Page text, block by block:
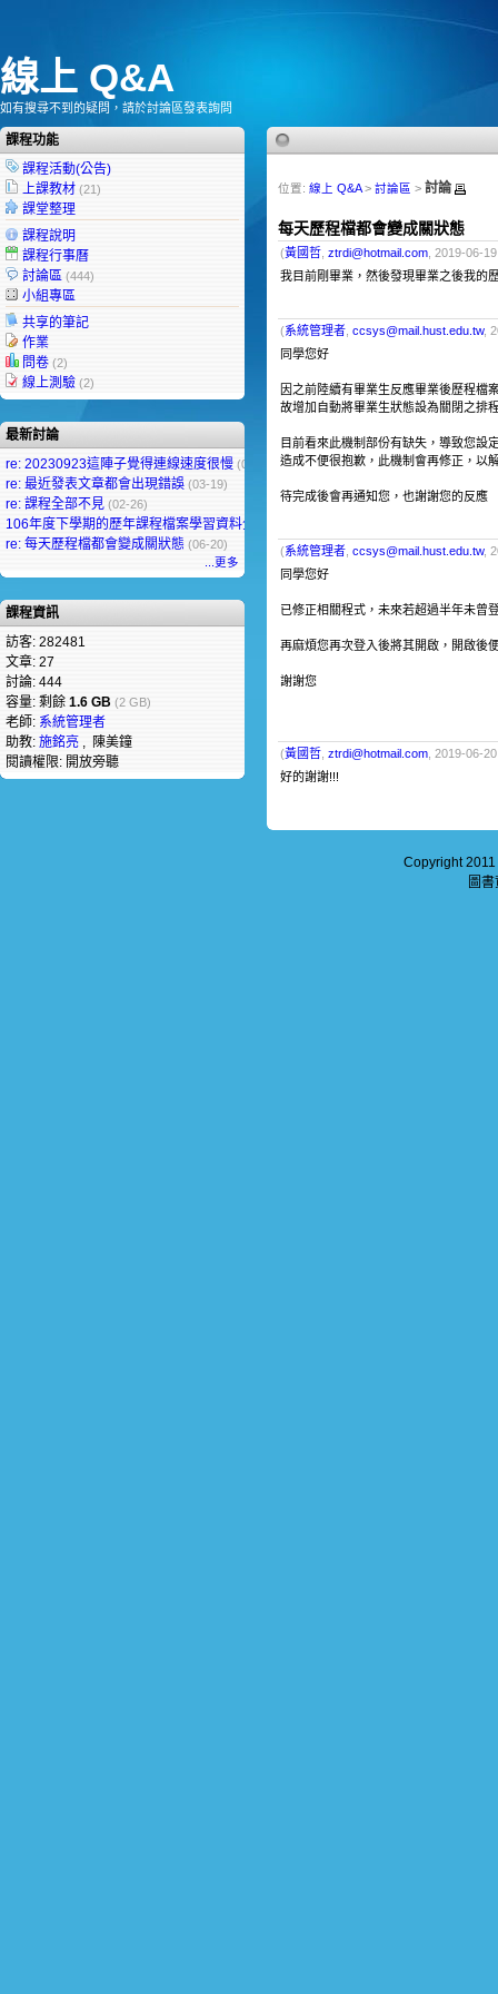
線上 Q&A
如有搜尋不到的疑問，請於討論區發表詢問
課程功能
課程活動(公告)
上課教材 (21)
課堂整理
課程說明
課程行事曆
討論區 (444)
小組專區
共享的筆記
作業
問卷 (2)
線上測驗 (2)
最新討論
re: 20230923這陣子覺得連線速度很慢 (09-25)
re: 最近發表文章都會出現錯誤 (03-19)
re: 課程全部不見 (02-26)
106年度下學期的歷年課程檔案學習資料全部不見了
re: 每天歷程檔都會變成關狀態 (06-20)
...更多
課程資訊
訪客: 282481
文章: 27
討論: 444
容量: 剩餘 1.6 GB (2 GB)
老師: 系統管理者
助教: 施銘亮 , 陳美鐘
閱讀權限: 開放旁聽
位置: 線上 Q&A> 討論區 > 討論
每天歷程檔都會變成關狀態
(黃國哲 ztrdi@hotmail.com , 2019-06-
我目前剛畢業，然後發現畢業之後我的
(系統管理者 ccsys@mail.hust.edu.tw,
同學您好
因之前陸續有畢業生反應畢業後歷程檔
故增加自動將畢業生狀態設為關閉之排
目前看來此機制部份有缺失，導致您設
造成不便很抱歉，此機制會再修正，以
待完成後會再通知您，也謝謝您的反應
(系統管理者 ccsys@mail.hust.edu.tw,
同學您好
已修正相關程式， 未來若超過半年未曾
再麻煩您再次登入後將其開啟，開啟後
謝謝您
(黃國哲 ztrdi@hotmail.com , 2019-06-
好的謝謝!!!
Copyright
圖